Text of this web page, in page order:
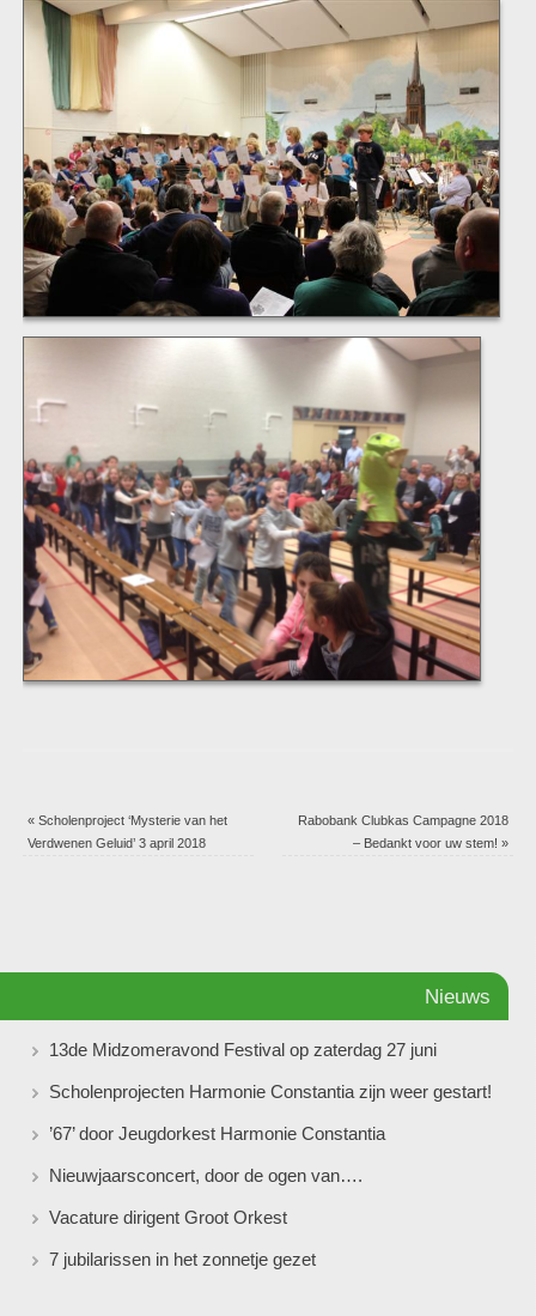
«Scholenproject ‘Mysterie van het
Verdwenen Geluid’ 3 april 2018
Rabobank Clubkas Campagne 2018
– Bedankt voor uw stem!»
Nieuws
13de Midzomeravond Festival op zaterdag 27 juni
Scholenprojecten Harmonie Constantia zijn weer gestart!
’67’ door Jeugdorkest Harmonie Constantia
Nieuwjaarsconcert, door de ogen van….
Vacature dirigent Groot Orkest
7 jubilarissen in het zonnetje gezet